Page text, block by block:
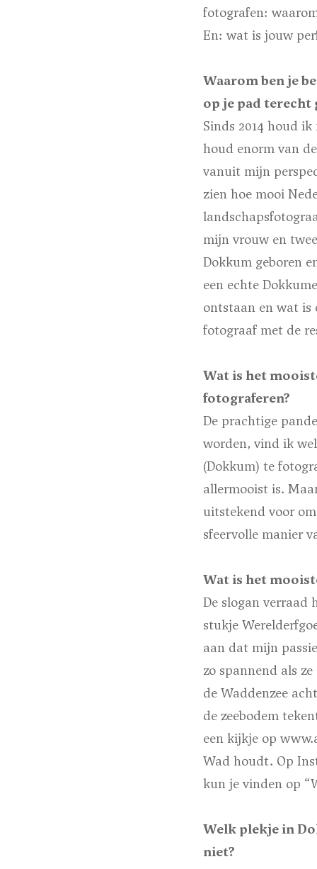
fotografen:
En: wat is jouw
Waarom ben je
op je pad terecht
Sinds 2014 houd
houd enorm van
vanuit mijn
zien hoe mooi
mijn vrouw en
Dokkum geboren
een echte
ontstaan en wat is
fotograaf met de
Wat is het
fotograferen?
De prachtige
worden, vind ik
(Dokkum) te
allermooist is.
uitstekend voor
sfeervolle manier
Wat is het
De slogan verraad
stukje
aan dat mijn
zo spannend als
de Waddenzee
de zeebodem
een kijkje op
Wad houdt. Op
kun je vinden op
Welk plekje in
niet?